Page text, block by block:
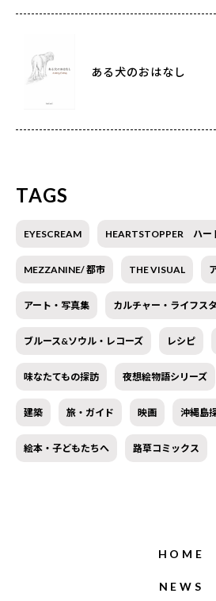
ある犬のおはなし
TAGS
EYESCREAM HEARTSTOPPER ハー
MEZZANINE/ 都市 THE VISUAL
アート・写真集 カルチャー・ライフス
ブルース&ソウル・レコーズ レシピ
味なたてもの探訪 夜想絵物語シリーズ
建築 旅・ガイド 映画 沖縄島
絵本・子どもたちへ 路草コミックス
HOME
NEWS